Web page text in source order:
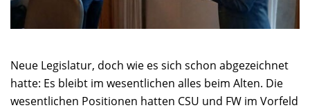
Neue Legislatur, doch wie es sich schon abgezeichnet
hatte: Es bleibt im wesentlichen alles beim Alten. Die
wesentlichen Positionen hatten CSU und FW im Vorfeld